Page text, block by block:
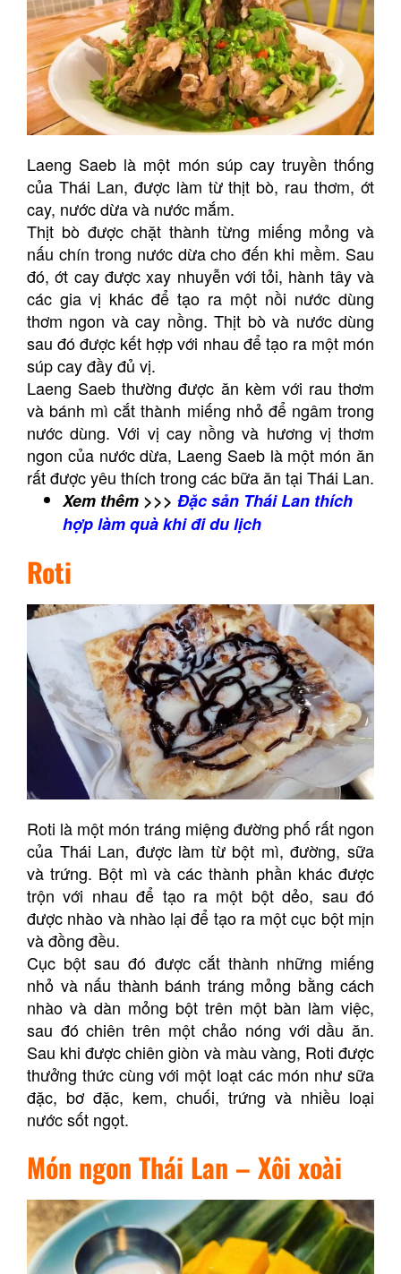
Laeng Saeb là một món súp cay truyền thống
của Thái Lan, được làm từ thịt bò, rau thơm, ớt
cay, nước dừa và nước mắm.
Thịt bò được chặt thành từng miếng mỏng và
nấu chín trong nước dừa cho đến khi mềm. Sau
đó, ớt cay được xay nhuyễn với tỏi, hành tây và
các gia vị khác để tạo ra một nồi nước dùng
thơm ngon và cay nồng. Thịt bò và nước dùng
sau đó được kết hợp với nhau để tạo ra một món
súp cay đầy đủ vị.
Laeng Saeb thường được ăn kèm với rau thơm
và bánh mì cắt thành miếng nhỏ để ngâm trong
nước dùng. Với vị cay nồng và hương vị thơm
ngon của nước dừa, Laeng Saeb là một món ăn
rất được yêu thích trong các bữa ăn tại Thái Lan.
Xem thêm >>> Đặc sản Thái Lan thích
hợp làm quà khi đi du lịch
Roti
Roti là một món tráng miệng đường phố rất ngon
của Thái Lan, được làm từ bột mì, đường, sữa
và trứng. Bột mì và các thành phần khác được
trộn với nhau để tạo ra một bột dẻo, sau đó
được nhào và nhào lại để tạo ra một cục bột mịn
và đồng đều.
Cục bột sau đó được cắt thành những miếng
nhỏ và nấu thành bánh tráng mỏng bằng cách
nhào và dàn mỏng bột trên một bàn làm việc,
sau đó chiên trên một chảo nóng với dầu ăn.
Sau khi được chiên giòn và màu vàng, Roti được
thưởng thức cùng với một loạt các món như sữa
đặc, bơ đặc, kem, chuối, trứng và nhiều loại
nước sốt ngọt.
Món ngon Thái Lan – Xôi xoài